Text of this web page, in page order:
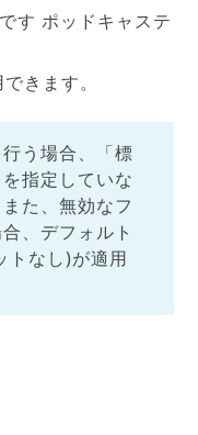
す ポッドキャステ
きます。
う場合、「標
指定していな
た、無効なフ
、デフォルト
トなし)が適用